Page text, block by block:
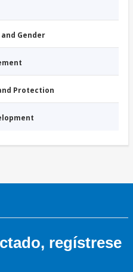
Gender
Protection
regístrese